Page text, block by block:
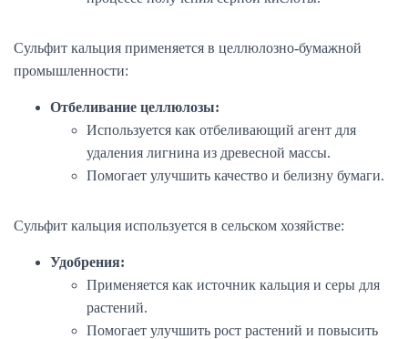
Сульфит кальция применяется в целлюлозно-бумажной
промышленности:
Отбеливание целлюлозы:
Используется как отбеливающий агент для
удаления лигнина из древесной массы.
Помогает улучшить качество и белизну бумаги.
Сульфит кальция используется в сельском хозяйстве:
Удобрения:
Применяется как источник кальция и серы для
растений.
Помогает улучшить рост растений и повысить